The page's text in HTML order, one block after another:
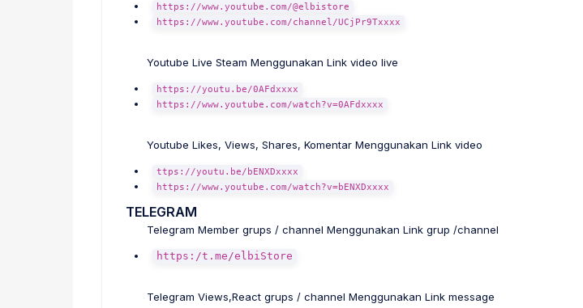
https://www.youtube.com/@elbistore
https://www.youtube.com/channel/UCjPr9Txxxx
Youtube Live Steam Menggunakan Link video live
https://youtu.be/0AFdxxxx
https://www.youtube.com/watch?v=0AFdxxxx
Youtube Likes, Views, Shares, Komentar Menggunakan Link video
ttps://youtu.be/bENXDxxxx
https://www.youtube.com/watch?v=bENXDxxxx
TELEGRAM
Telegram Member grups / channel Menggunakan Link grup /channel
https:/t.me/elbiStore
Telegram Views,React grups / channel Menggunakan Link message